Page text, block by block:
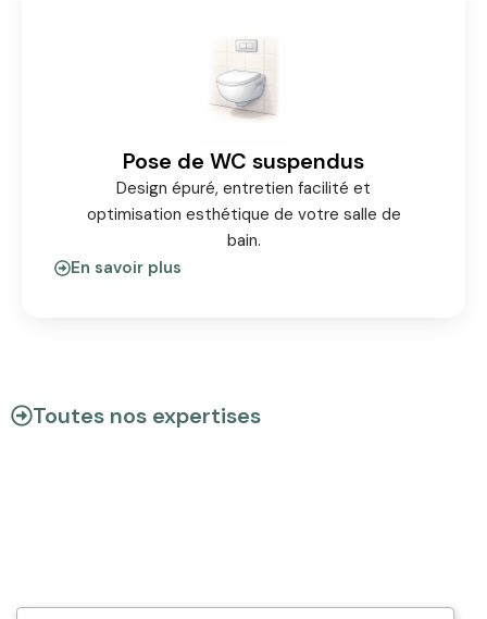
Pose de WC suspendus
Design épuré, entretien facilité et
optimisation esthétique de votre salle de
bain.
En savoir plus
Toutes nos expertises